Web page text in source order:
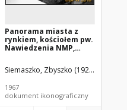
Panorama miasta z
rynkiem, kościołem pw.
Nawiedzenia NMP,
Świętej Trójcy, widok
lotniczy od strony
Krosno
Siemaszko, Zbyszko (1925-2015).
1967
dokument ikonograficzny